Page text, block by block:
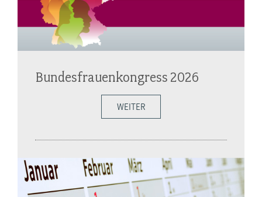
Bundesfrauenkongress 2026
WEITER